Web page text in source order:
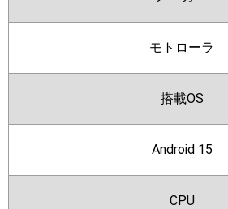
モトローラ
搭載OS
Android 15
CPU